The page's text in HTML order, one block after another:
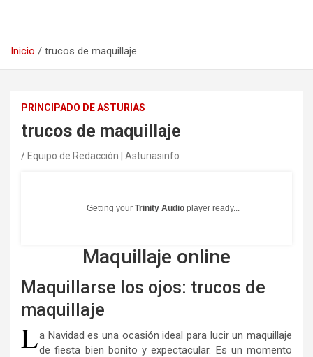
Inicio trucos de maquillaje
PRINCIPADO DE ASTURIAS
trucos de maquillaje
Equipo de Redacción | Asturiasinfo
Getting your Trinity Audio player ready...
Maquillaje online
Maquillarse los ojos: trucos de
maquillaje
La Navidad es una ocasión ideal para lucir un maquillaje
de fiesta bien bonito y expectacular. Es un momento